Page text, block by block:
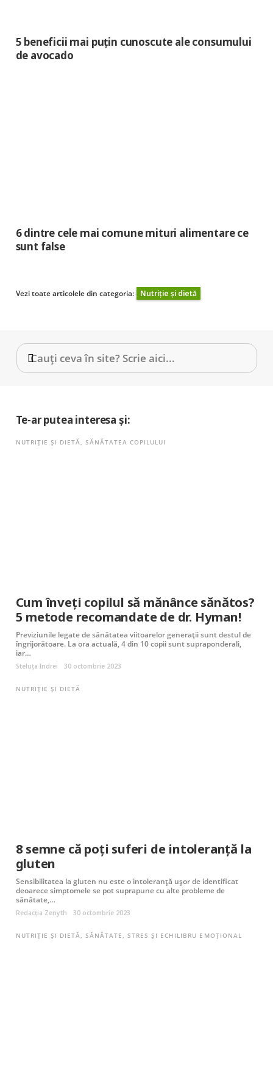
5 beneficii mai puțin cunoscute ale consumului
de avocado
6 dintre cele mai comune mituri alimentare ce
sunt false
Vezi toate articolele din categoria: Nutriție și dietă
Te-ar putea interesa și:
NUTRIȚIE ȘI DIETĂ SĂNĂTATEA COPILULUI
Cum înveți copilul să mănânce sănătos?
5 metode recomandate de dr. Hyman!
Previziunile legate de sănătatea viitoarelor generații sunt destul de
îngrijorătoare. La ora actuală, 4 din 10 copii sunt supraponderali,
iar…
Steluța Indrei 30 octombrie 2023
NUTRIȚIE ȘI DIETĂ
8 semne că poți suferi de intoleranță la
gluten
Sensibilitatea la gluten nu este o intoleranță ușor de identificat
deoarece simptomele se pot suprapune cu alte probleme de
sănătate,…
Redacția Zenyth 30 octombrie 2023
NUTRIȚIE ȘI DIETĂ, SĂNĂTATE,STRES ȘI ECHILIBRU EMOȚIONAL